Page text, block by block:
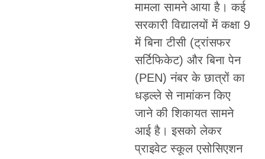
मामला सामने आया है। कई
सरकारी विद्यालयों में कक्षा 9
में बिना टीसी (ट्रांसफर
सर्टिफिकेट) और बिना पेन
(PEN) नंबर के छात्रों का
धड़ल्ले से नामांकन किए
जाने की शिकायत सामने
आई है। इसको लेकर
प्राइवेट स्कूल एसोसिएशन